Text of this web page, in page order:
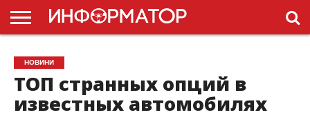
ГОЛОВНА
НОВИНИ
ПДР
УКРАЇНИ
РЕКЛАМА
ПРОЕКТЫ
НОВИНИ
ТОП странных опций в
известных автомобилях